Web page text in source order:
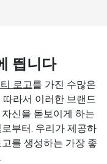
띕니다
로고를 가진 수많은
라서 이러한 브랜드
신을 돋보이게 하는
부터. 우리가 제공하
를 생성하는 가장 좋